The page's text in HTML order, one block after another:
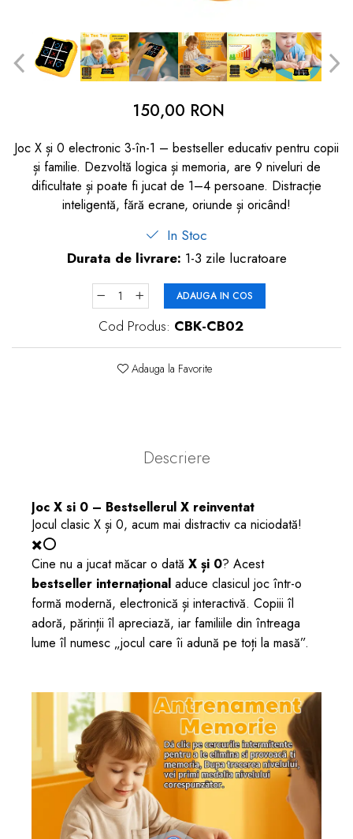
Produse îngrijire copii
Igiena copii
150,00 RON
Joc X și 0 electronic 3-în-1 – bestseller educativ pentru copii
și familie. Dezvoltă logica și memoria, are 9 niveluri de
dificultate și poate fi jucat de 1–4 persoane. Distracție
inteligentă, fără ecrane, oriunde și oricând!
In Stoc
Durata de livrare: 1-3 zile lucratoare
ADAUGA IN COS
Cod Produs: CBK-CB02
Adauga la Favorite
Descriere
Joc X si 0 – Bestsellerul X reinventat
Jocul clasic X și 0, acum mai distractiv ca niciodată!
✖️⭕
Cine nu a jucat măcar o dată X și 0? Acest
bestseller internațional aduce clasicul joc într-o
formă modernă, electronică și interactivă. Copiii îl
adoră, părinții îl apreciază, iar familiile din întreaga
lume îl numesc „jocul care îi adună pe toți la masă”.